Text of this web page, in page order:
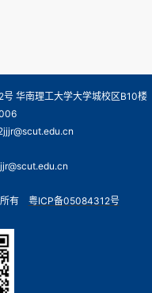
华南理工大学大学城校区B10楼
有 粤ICP备05084312号